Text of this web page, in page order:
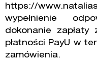
https://
wypełnienie
dokonanie zapłaty
płatności PayU w
zamówienia.